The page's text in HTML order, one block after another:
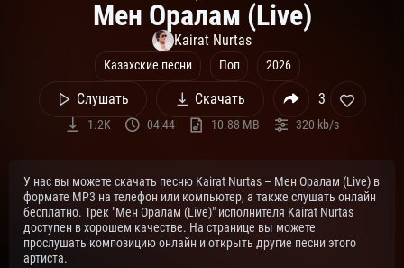
Мен Оралам (Live)
Kairat Nurtas
Казахские песни Поп 2026
Слушать Скачать 3
1.2K 04:44 10.88 MB 320 kb/s
У нас вы можете скачать песню Kairat Nurtas – Мен Оралам (Live) в
формате MP3 на телефон или компьютер, а также слушать онлайн
бесплатно. Трек "Мен Оралам (Live)" исполнителя Kairat Nurtas
доступен в хорошем качестве. На странице вы можете
прослушать композицию онлайн и открыть другие песни этого
артиста.